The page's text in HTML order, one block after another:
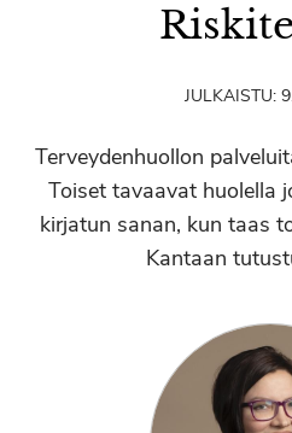
JULKAISTU:
Terveydenhuollon
Toiset tavaavat huolella
kirjatun sanan, kun taas
Kantaan